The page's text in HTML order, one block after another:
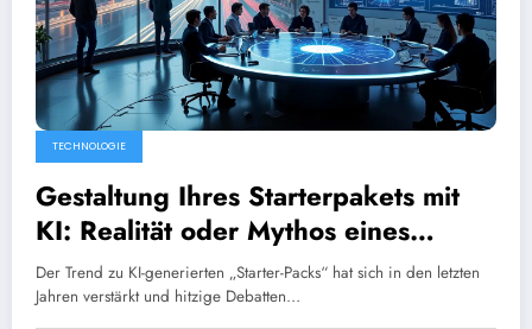
TECHNOLOGIE
Gestaltung Ihres Starterpakets mit
KI: Realität oder Mythos eines
Energiefressers?
Der Trend zu KI-generierten „Starter-Packs“ hat sich in den letzten
Jahren verstärkt und hitzige Debatten…